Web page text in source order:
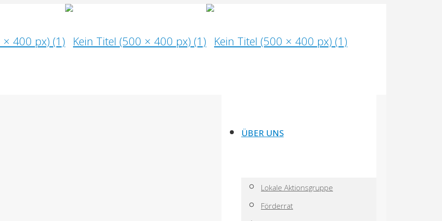
ÜBER UNS
Lokale Aktionsgruppe
Förderrat